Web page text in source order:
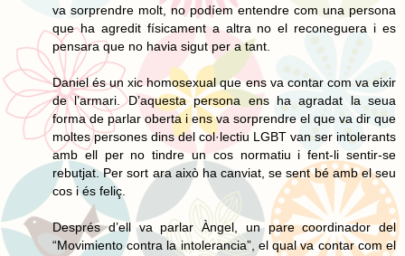
va sorprendre molt, no podíem entendre com una persona
que ha agredit físicament a altra no el reconeguera i es
pensara que no havia sigut per a tant.
Daniel és un xic homosexual que ens va contar com va eixir
de l’armari. D’aquesta persona ens ha agradat la seua
forma de parlar oberta i ens va sorprendre el que va dir que
moltes persones dins del col·lectiu LGBT van ser intolerants
amb ell per no tindre un cos normatiu i fent-li sentir-se
rebutjat. Per sort ara això ha canviat, se sent bé amb el seu
cos i és feliç.
Després d’ell va parlar Àngel, un pare coordinador del
“Movimiento contra la intolerancia”, el qual va contar com el